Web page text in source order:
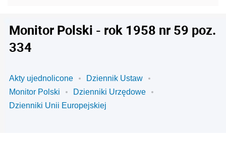
Monitor Polski - rok 1958 nr 59 poz.
334
Akty ujednolicone
Dziennik Ustaw
Monitor Polski
Dzienniki Urzędowe
Dzienniki Unii Europejskiej